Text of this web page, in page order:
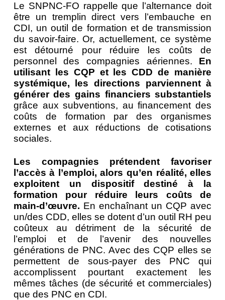
Le SNPNC-FO rappelle que l’alternance doit
être un tremplin direct vers l’embauche en
CDI, un outil de formation et de transmission
du savoir-faire. Or, actuellement, ce système
est détourné pour réduire les coûts de
personnel des compagnies aériennes. En
utilisant les CQP et les CDD de manière
systémique, les directions parviennent à
générer des gains financiers substantiels
grâce aux subventions, au financement des
coûts de formation par des organismes
externes et aux réductions de cotisations
sociales.
Les compagnies prétendent favoriser
l’accès à l’emploi, alors qu’en réalité, elles
exploitent un dispositif destiné à la
formation pour réduire leurs coûts de
main-d’œuvre. En enchaînant un CQP avec
un/des CDD, elles se dotent d’un outil RH peu
coûteux au détriment de la sécurité de
l’emploi et de l’avenir des nouvelles
générations de PNC. Avec des CQP elles se
permettent de sous-payer des PNC qui
accomplissent pourtant exactement les
mêmes tâches (de sécurité et commerciales)
que des PNC en CDI.